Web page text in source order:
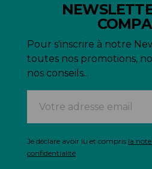
Pour s'inscrire à notre
toutes nos promotions,
nos conseils...
Je déclare avoir lu et compris la
confidentialité